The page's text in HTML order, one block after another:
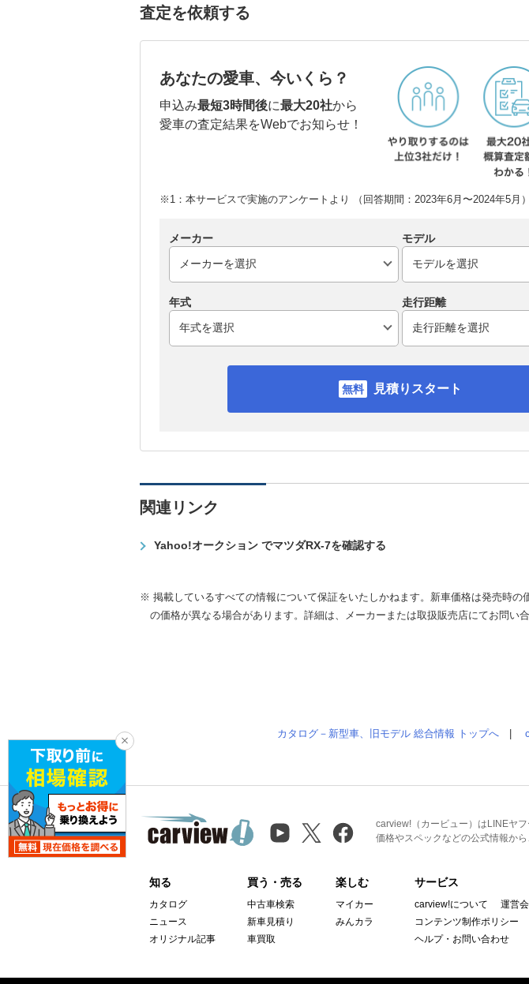
査定を依頼する
あなたの愛車、今いくら？
申込み最短3時間後に最大20社から
愛車の査定結果をWebでお知らせ！
※1：本サービスで実施のアンケートより （回答期間：2023年6月〜2024年5月）
メーカー モデル
年式 走行距離
見積りスタート
関連リンク
Yahoo!オークション でマツダRX-7を確認する
※ 掲載しているすべての情報について保証をいたしかねます。新車価格は発売時の
の価格が異なる場合があります。詳細は、メーカーまたは取扱販売店にてお問い合
カタログ－新型車、旧モデル 総合情報 トップへ
carview!（カービュー）はLINEヤ
価格やスペックなどの公式情報か
知る
カタログ
ニュース
オリジナル記事
買う・売る
中古車検索
新車見積り
車買取
楽しむ
マイカー
みんカラ
サービス
carview!について 運営
コンテンツ制作ポリシー
ヘルプ・お問い合わせ